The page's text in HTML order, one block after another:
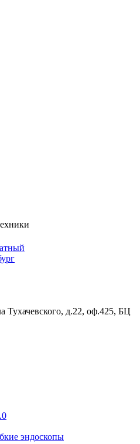
Тухачевского, д.22, оф.425, БЦ
эндоскопы